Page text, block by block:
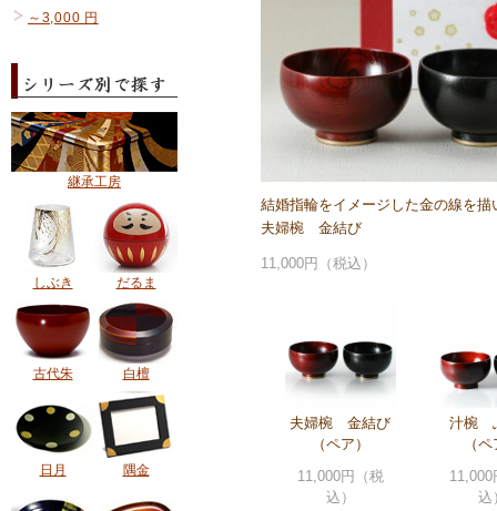
～3,000 円
継承工房
しぶき だるま
古代朱 白檀
日月 隅金
結婚指輪をイメージした金の線を描
夫婦椀 金結び
11,000円（税込）
夫婦椀 金結び
（ペア）
11,000円（税
込）
汁椀
（
11,000
込